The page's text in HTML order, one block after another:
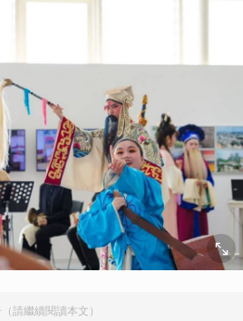
請繼續閱讀本文）